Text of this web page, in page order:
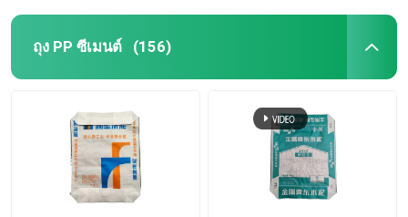
ถุง PP ซีเมนต์ (156)